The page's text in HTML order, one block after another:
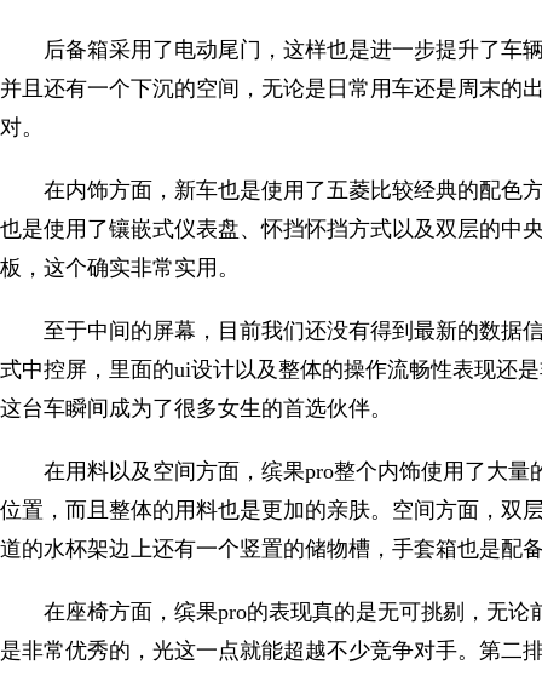
后备箱采用了电动尾门，这样也是进一步提升了车
并且还有一个下沉的空间，无论是日常用车还是周末的
对。
在内饰方面，新车也是使用了五菱比较经典的配色
也是使用了镶嵌式仪表盘、怀挡怀挡方式以及双层的中
板，这个确实非常实用。
至于中间的屏幕，目前我们还没有得到最新的数据
式中控屏，里面的ui设计以及整体的操作流畅性表现还
这台车瞬间成为了很多女生的首选伙伴。
在用料以及空间方面，缤果pro整个内饰使用了大
位置，而且整体的用料也是更加的亲肤。空间方面，双
道的水杯架边上还有一个竖置的储物槽，手套箱也是配
在座椅方面，缤果pro的表现真的是无可挑剔，无
是非常优秀的，光这一点就能超越不少竞争对手。第二